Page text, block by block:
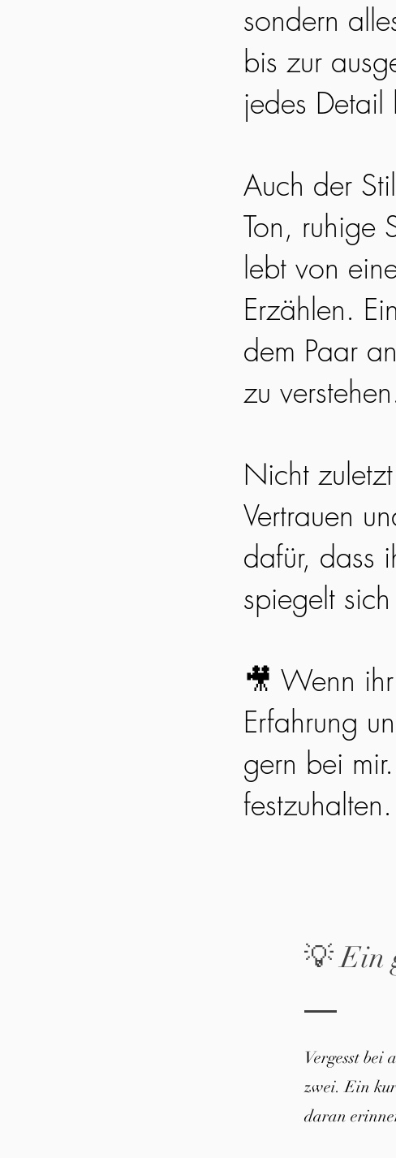
sondern
bis zur
jedes Detail
Auch der
Ton, ruhige
lebt von
Erzählen.
dem Paar
zu
Nicht
Vertrauen
dafür, dass
spiegelt
🎥 Wenn
Erfahrung
gern bei
festzuhalten.
💡 Ein
Vergesst
zwei. Ein
daran